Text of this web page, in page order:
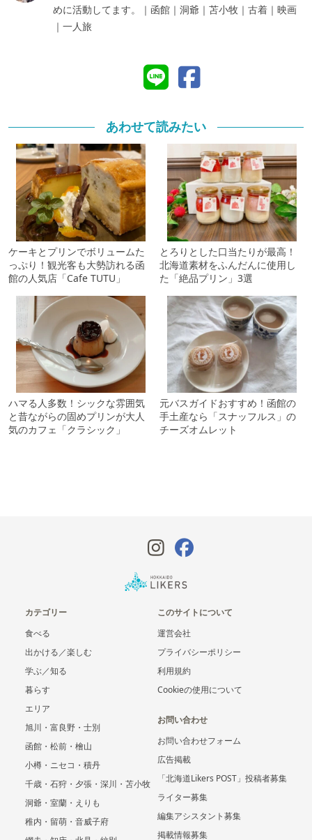
めに活動してます。｜函館｜洞爺｜苫小牧｜古着｜映画
｜一人旅
あわせて読みたい
ケーキとプリンでボリュームた
っぷり！観光客も大勢訪れる函
館の人気店「Cafe TUTU」
とろりとした口当たりが最高！
北海道素材をふんだんに使用し
た「絶品プリン」3選
ハマる人多数！シックな雰囲気
と昔ながらの固めプリンが大人
気のカフェ「クラシック」
元バスガイドおすすめ！函館の
手土産なら「スナッフルス」の
チーズオムレット
カテゴリー
食べる
出かける／楽しむ
学ぶ／知る
暮らす
エリア
旭川・富良野・士別
函館・松前・檜山
小樽・ニセコ・積丹
千歳・石狩・夕張・深川・苫小牧
洞爺・室蘭・えりも
稚内・留萌・音威子府
このサイトについて
運営会社
プライバシーポリシー
利用規約
Cookieの使用について
お問い合わせ
お問い合わせフォーム
広告掲載
「北海道Likers POST」投稿者募集
ライター募集
編集アシスタント募集
掲載情報募集